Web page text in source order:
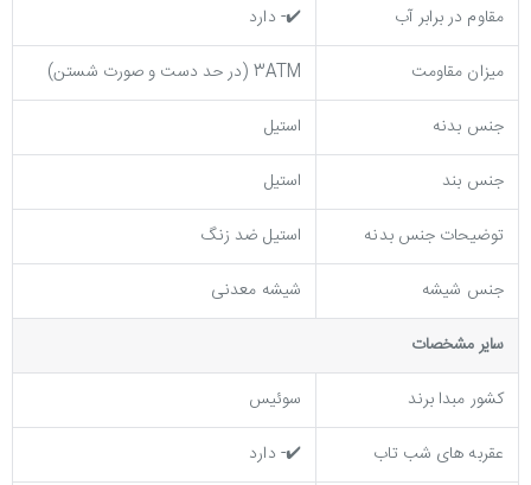
مقاوم در برابر آب
✔️- دارد
میزان مقاومت
3ATM (در حد دست و صورت شستن)
جنس بدنه
استیل
جنس بند
استیل
توضيحات جنس بدنه
استیل ضد زنگ
جنس شیشه
شیشه معدنی
ساير مشخصات
کشور مبدا برند
سوئیس
عقربه های شب تاب
✔️- دارد